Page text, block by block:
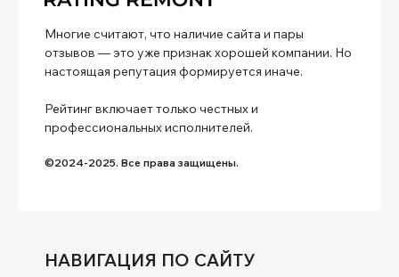
Многие считают, что наличие сайта и пары
отзывов — это уже признак хорошей компании. Но
настоящая репутация формируется иначе.
Рейтинг включает только честных и
профессиональных исполнителей.
©2024-2025. Все права защищены.
НАВИГАЦИЯ ПО САЙТУ